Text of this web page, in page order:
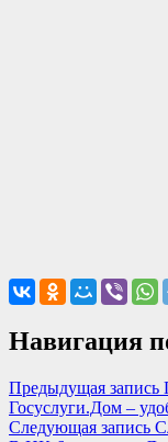
Навигация
Предыдущая запись
Госуслуги.Дом –
Следующая запись